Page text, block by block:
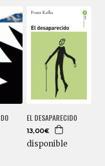
EL DESAPARECIDO
13,00€
disponible